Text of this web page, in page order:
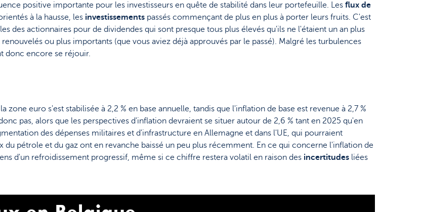
positive importante pour les investisseurs en quête de stabilité dans leur portefeuille. Les flux de
à la hausse, les investissements passés commençant de plus en plus à porter leurs fruits. C'est
des actionnaires pour de dividendes qui sont presque tous plus élevés qu'ils ne l'étaient un an plus
renouvelés ou plus importants (que vous aviez déjà approuvés par le passé). Malgré les turbulences
donc encore se réjouir.
euro s'est stabilisée à 2,2 % en base annuelle, tandis que l'inflation de base est revenue à 2,7 %
pas, alors que les perspectives d'inflation devraient se situer autour de 2,6 % tant en 2025 qu'en
des dépenses militaires et d'infrastructure en Allemagne et dans l'UE, qui pourraient
pétrole et du gaz ont en revanche baissé un peu plus récemment. En ce qui concerne l'inflation de
d'un refroidissement progressif, même si ce chiffre restera volatil en raison des incertitudes liées